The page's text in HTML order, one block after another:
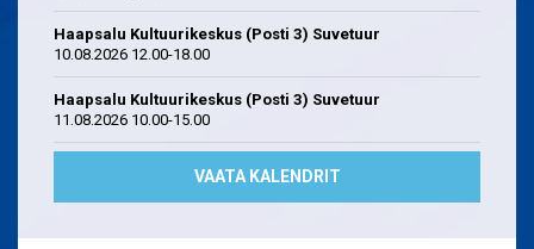
Haapsalu Kultuurikeskus (Posti 3) Suvetuur
10.08.2026 12.00-18.00
Haapsalu Kultuurikeskus (Posti 3) Suvetuur
11.08.2026 10.00-15.00
VAATA KALENDRIT